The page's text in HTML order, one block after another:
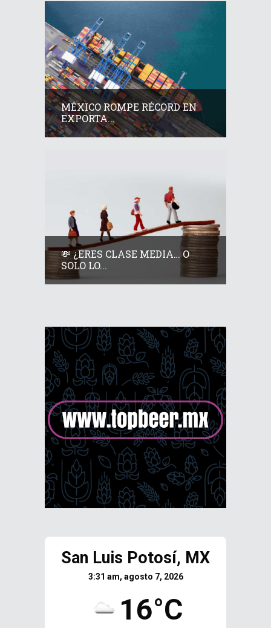
MÉXICO ROMPE RÉCORD EN
EXPORTA...
💸 ¿ERES CLASE MEDIA… O
SOLO LO...
San Luis Potosí, MX
3:31 am, agosto 7, 2026
16°C